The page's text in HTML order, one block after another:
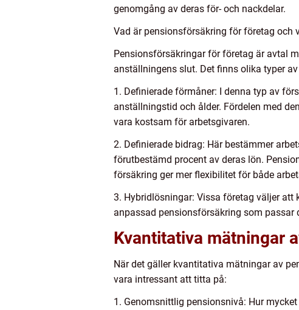
genomgång av deras för- och nackdelar.
Vad är pensionsförsäkring för företag och
Pensionsförsäkringar för företag är avtal
anställningens slut. Det finns olika typer
1. Definierade förmåner: I denna typ av
anställningstid och ålder. Fördelen med
vara kostsam för arbetsgivaren.
2. Definierade bidrag: Här bestämmer
förutbestämd procent av deras lön.
försäkring ger mer flexibilitet för både
3. Hybridlösningar: Vissa företag väljer
anpassad pensionsförsäkring som passar
Kvantitativa mätningar
När det gäller kvantitativa mätningar av
vara intressant att titta på:
1. Genomsnittlig pensionsnivå: Hur